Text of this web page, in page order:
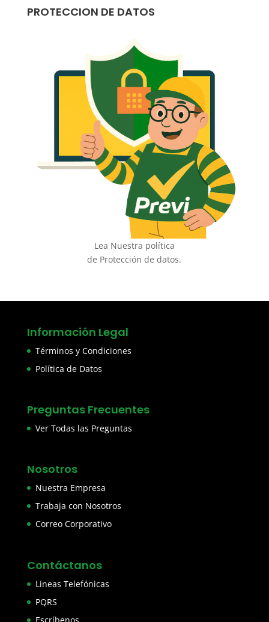
PROTECCION DE DATOS
Lea Nuestra política
de Protección de datos.
Información Legal
Términos y Condiciones
Política de Datos
Preguntas Frecuentes
Ver Todas las Preguntas
Nosotros
Nuestra Empresa
Trabaja con Nosotros
Correo Corporativo
Contáctanos
Lineas Telefónicas
PQRS
Escríbenos